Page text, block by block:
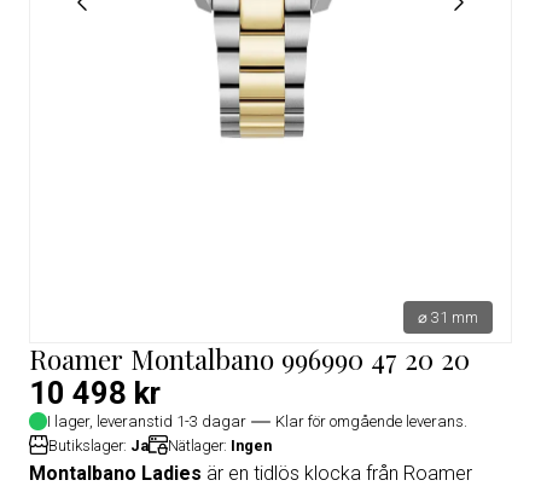
⌀ 31 mm
Roamer Montalbano 996990 47 20 20
10 498 kr
I lager, leveranstid 1-3 dagar
Klar för omgående leverans.
Butikslager: Ja Nätlager: Ingen
Montalbano Ladies är en tidlös klocka från Roamer